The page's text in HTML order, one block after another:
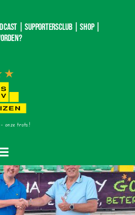
|Supportersclub|Shop|
onze trots!